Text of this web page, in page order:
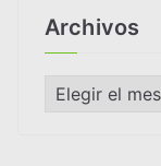
Archivos